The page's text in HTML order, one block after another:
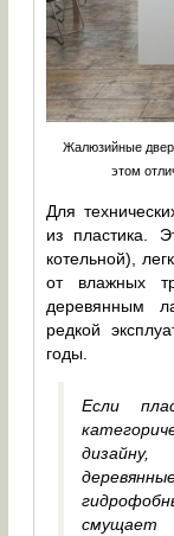
Жалюзийные
этом
Для
из пластика.
котельной),
от влажных
деревянным
редкой
годы.
Если
дизайну,